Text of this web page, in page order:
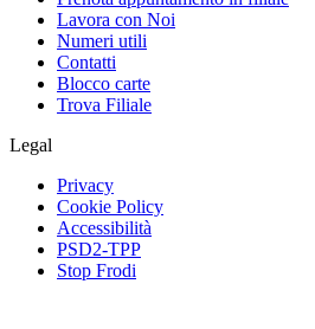
Lavora con Noi
Numeri utili
Contatti
Blocco carte
Trova Filiale
Legal
Privacy
Cookie Policy
Accessibilità
PSD2-TPP
Stop Frodi